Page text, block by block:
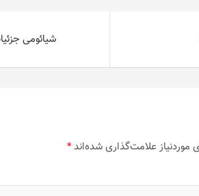
شیائومی
علامت‌گذاری شده‌اند*